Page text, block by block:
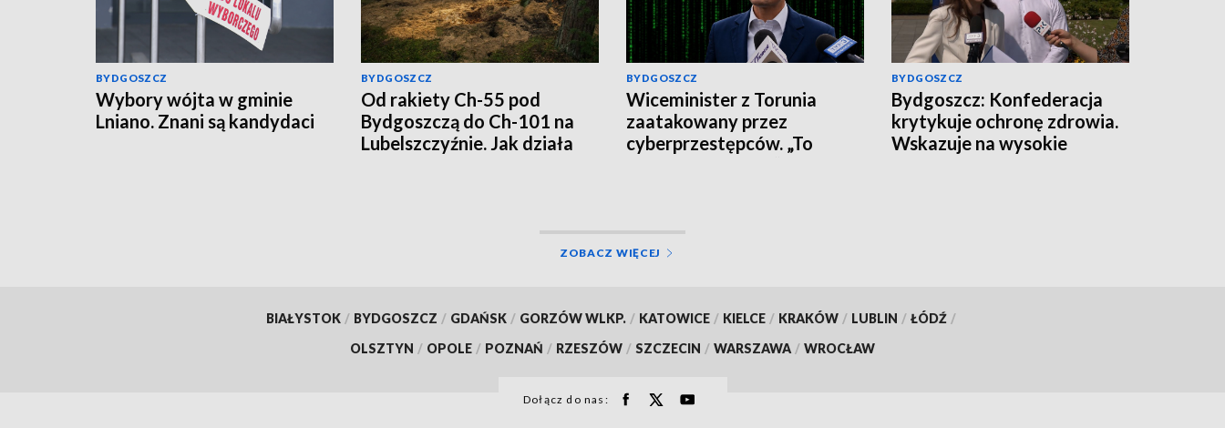
BYDGOSZCZ
Wybory wójta w gminie
Lniano. Znani są kandydaci
BYDGOSZCZ
Od rakiety Ch-55 pod
Bydgoszczą do Ch-101 na
Lubelszczyźnie. Jak działa
BYDGOSZCZ
Wiceminister z Torunia
zaatakowany przez
cyberprzestępców. „To
BYDGOSZCZ
Bydgoszcz: Konfederacja
krytykuje ochronę zdrowia.
Wskazuje na wysokie
ZOBACZ WIĘCEJ
BIAŁYSTOK / BYDGOSZCZ / GDAŃSK / GORZÓW WLKP. / KATOWICE / KIELCE / KRAKÓW / LUBLIN / ŁÓDŹ /
OLSZTYN / OPOLE / POZNAŃ / RZESZÓW / SZCZECIN / WARSZAWA / WROCŁAW
Dołącz do nas: